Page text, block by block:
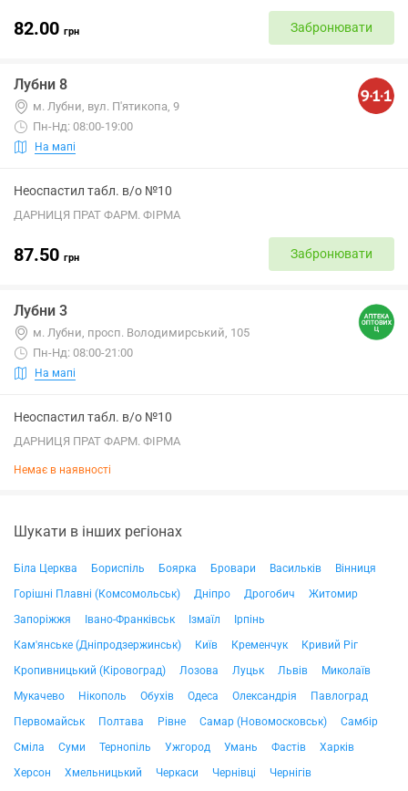
82.00 грн Забронювати
Лубни 8
м. Лубни, вул. П'ятикопа, 9
Пн-Нд: 08:00-19:00
На мапі
Неоспастил табл. в/о №10
ДАРНИЦЯ ПРАТ ФАРМ. ФІРМА
87.50 грн Забронювати
Лубни 3
м. Лубни, просп. Володимирський, 105
Пн-Нд: 08:00-21:00
На мапі
Неоспастил табл. в/о №10
ДАРНИЦЯ ПРАТ ФАРМ. ФІРМА
Немає в наявності
Шукати в інших регіонах
Біла Церква Бориспіль Боярка Бровари Васильків
Вінниця
Горішні Плавні (Комсомольськ)
Дніпро Дрогобич
Житомир
Запоріжжя
Івано-Франківськ Ізмаїл
Ірпінь
Кам'янське (Дніпродзержинськ)
Київ Кременчук
Кривий Ріг
Кропивницький (Кіровоград)
Лозова Луцьк Львів
Миколаїв
Мукачево
Нікополь Обухів Одеса Олександрія
Павлоград
Первомайськ
Полтава Рівне Самар (Новомосковськ)
Самбір
Сміла
Суми Тернопіль Ужгород Умань Фастів
Харків
Херсон
Хмельницький Черкаси Чернівці
Чернігів